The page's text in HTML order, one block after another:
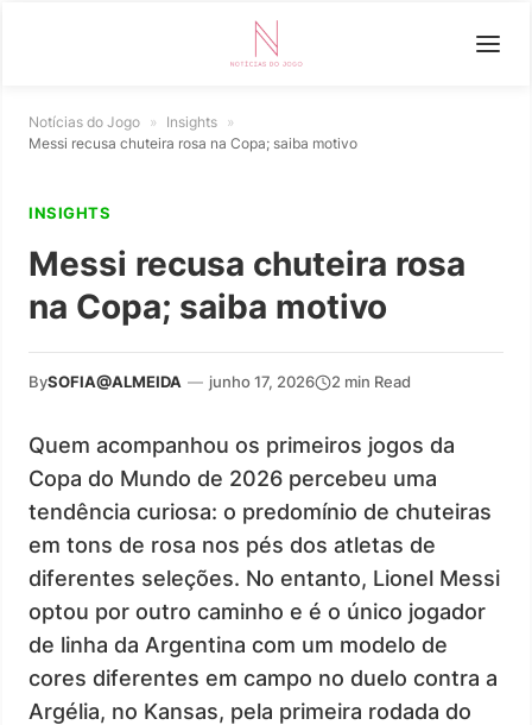
Notícias do Jogo » Insights »
Messi recusa chuteira rosa na Copa; saiba motivo
INSIGHTS
Messi recusa chuteira rosa
na Copa; saiba motivo
BySOFIA@ALMEIDA — junho 17, 2026 2 min Read
Quem acompanhou os primeiros jogos da
Copa do Mundo de 2026 percebeu uma
tendência curiosa: o predomínio de chuteiras
em tons de rosa nos pés dos atletas de
diferentes seleções. No entanto, Lionel Messi
optou por outro caminho e é o único jogador
de linha da Argentina com um modelo de
cores diferentes em campo no duelo contra a
Argélia, no Kansas, pela primeira rodada do